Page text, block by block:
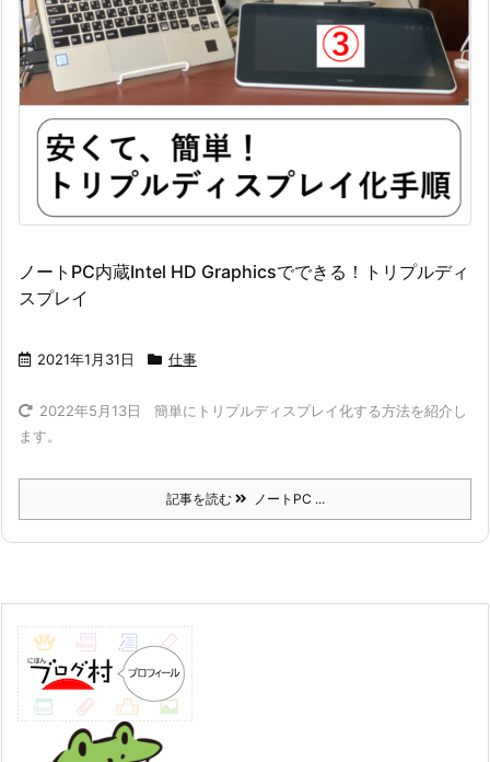
ノートPC内蔵Intel HD Graphicsでできる！トリプルディ
スプレイ
2021年1月31日 仕事
2022年5月13日
簡単にトリプルディスプレイ化する方法を紹介し
ます。
記事を読む ノートPC ...